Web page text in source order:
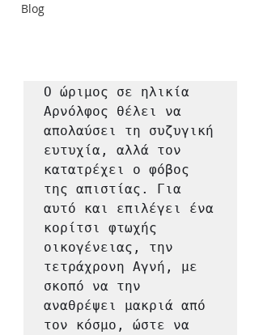
Blog
Ο ώριμος σε ηλικία
Αρνόλφος θέλει να
απολαύσει τη συζυγική
ευτυχία, αλλά τον
κατατρέχει ο φόβος
της απιστίας. Για
αυτό και επιλέγει ένα
κορίτσι φτωχής
οικογένειας, την
τετράχρονη Αγνή, με
σκοπό να την
αναθρέψει μακριά από
τον κόσμο, ώστε να